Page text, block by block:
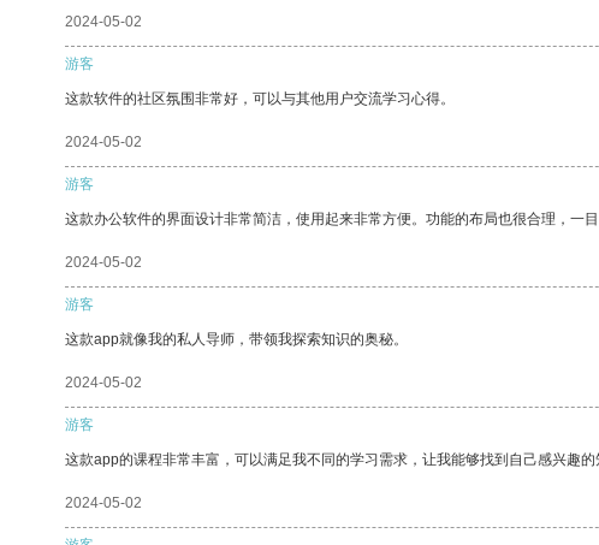
2024-05-02
游客
这款软件的社区氛围非常好，可以与其他用户交流学习心得。
2024-05-02
游客
这款办公软件的界面设计非常简洁，使用起来非常方便。功能的布局也很合理，一目
2024-05-02
游客
这款app就像我的私人导师，带领我探索知识的奥秘。
2024-05-02
游客
这款app的课程非常丰富，可以满足我不同的学习需求，让我能够找到自己感兴趣的
2024-05-02